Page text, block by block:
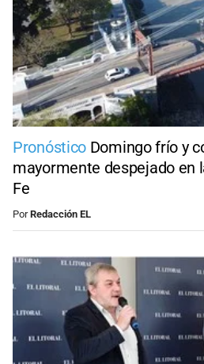
Pronóstico Domingo frío y
mayormente despejado en
Fe
PorRedacción EL